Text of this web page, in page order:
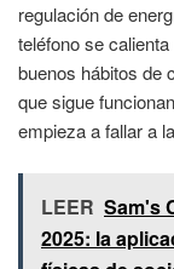
regulación de
teléfono se
buenos hábitos de
que sigue
empieza a fallar a
LEER Sam's
2025: la